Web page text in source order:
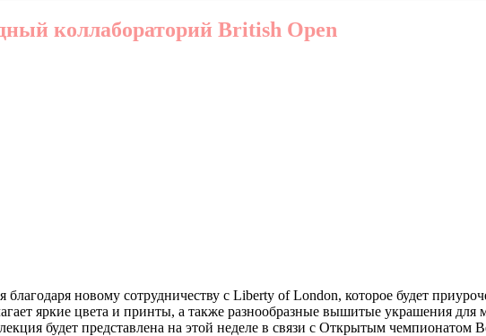
коллабораторий British Open
новому сотрудничеству с Liberty of London, которое будет
яркие цвета и принты, а также разнообразные вышитые украшения
будет представлена на этой неделе в связи с Открытым чемпионатом